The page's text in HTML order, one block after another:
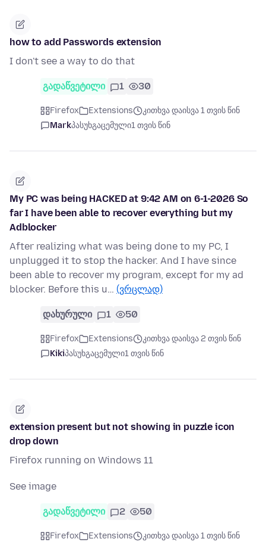
how to add Passwords extension
I don't see a way to do that
გადაწვეტილი 1 30
Firefox Extensions
კითხვა დაისვა 1 თვის წინ
Markპასუხგაცემული1 თვის წინ
My PC was being HACKED at 9:42 AM on 6-1-2026 So
far I have been able to recover everything but my
Adblocker
After realizing what was being done to my PC, I
unplugged it to stop the hacker. And I have since
been able to recover my program, except for my ad
blocker. Before this u… (ვრცლად)
დახურული 1 50
Firefox Extensions
კითხვა დაისვა 2 თვის წინ
Kikiპასუხგაცემული1 თვის წინ
extension present but not showing in puzzle icon
drop down
Firefox running on Windows 11
See image
გადაწვეტილი 2 50
Firefox Extensions
კითხვა დაისვა 1 თვის წინ